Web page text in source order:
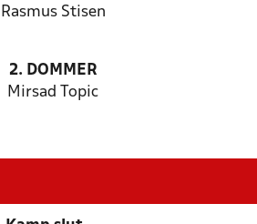
Rasmus Stisen
2. DOMMER
Mirsad Topic